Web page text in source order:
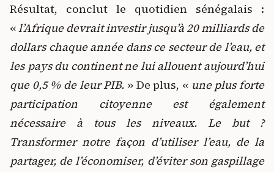
Résultat, conclut le quotidien sénégalais :
«l’Afrique devrait investir jusqu’à 20 milliards de
dollars chaque année dans ce secteur de l’eau, et
les pays du continent ne lui allouent aujourd’hui
que 0,5 % de leur PIB. » De plus, « une plus forte
participation citoyenne est également
nécessaire à tous les niveaux. Le but ?
Transformer notre façon d’utiliser l’eau, de la
partager, de l’économiser, d’éviter son gaspillage